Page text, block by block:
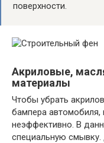
поверхности.
Акриловые,
материалы
Чтобы убрать
бампера автомобиля,
неэффективно. В
специальную смывку.